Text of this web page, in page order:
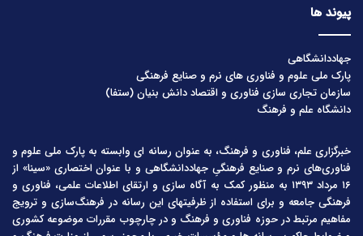
پیوند ها
جهاددانشگاهی
پارک ملی علوم و فناوری های نرم و صنایع فرهنگی
سازمان تجاری سازی فناوری و اقتصاد دانش بنیان (ستفا)
دانشگاه علم و فرهنگ
خبرگزاری علم، فناوری و فرهنگ، به عنوان رسانه ای وابسته به پارک ملی علوم و
فناوری‌های نرم و صنایع فرهنگیِ جهاددانشگاهی و با عنوان اختصاری «سینا» از
۱۶ مرداد ۱۳۹۳ به منظور کمک به آگاه سازی و ارتقای اطلاعات علمی، فناوری و
فرهنگی جامعه و برای استفاده از ظرفیتهای این رسانه در فرهنگ‌سازی و ترویج
مفاهیم مرتبط در حوزه فناوری و فرهنگ و در چارچوب مقررات موضوعه کشوری